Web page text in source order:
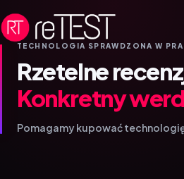
TECHNOLOGIA SPRAWDZONA W
Rzetelne
Konkretny
Pomagamy kupować